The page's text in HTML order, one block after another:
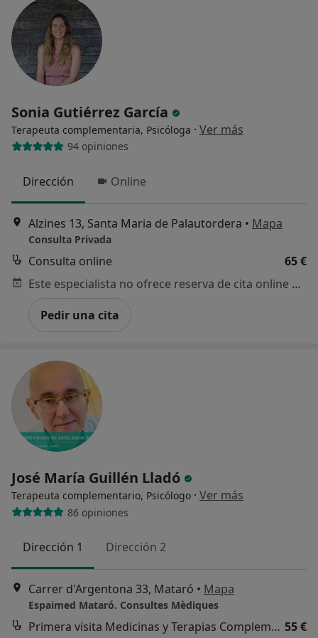
Sonia Gutiérrez García
Terapeuta complementaria, Psicóloga · Ver más
94 opiniones
Dirección Online
Alzines 13, Santa Maria de Palautordera • Mapa
Consulta Privada
Consulta online
65 €
Este especialista no ofrece reserva de cita online en esta dirección.
Pedir una cita
José María Guillén Lladó
Terapeuta complementario, Psicólogo · Ver más
86 opiniones
Dirección 1 Dirección 2
Carrer d'Argentona 33, Mataró • Mapa
Espaimed Mataró. Consultes Mèdiques
Primera visita Medicinas y Terapias Complementarias 55 €